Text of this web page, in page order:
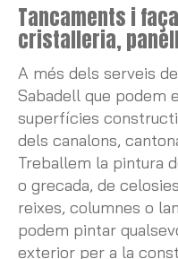
Tancaments i
cristalleria,
A més dels serveis
Sabadell que podem
superfícies
dels canalons,
Treballem la pintura
o grecada, de
reixes, columnes o
podem pintar
exterior per a la